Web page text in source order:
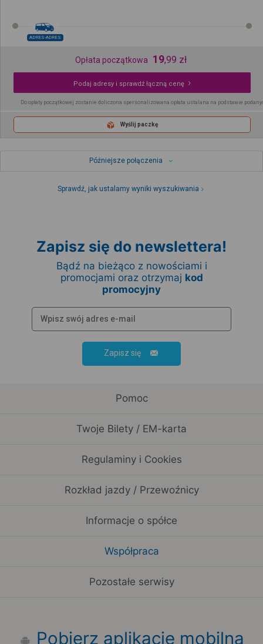
ADRES-ADRES
Opłata początkowa 19,99 zł
Podaj adresy i sprawdź łączną cenę
Do opłaty początkowej zostanie doliczona spersonalizowana opłata ustalana na podstawie
Wyślij paczkę
Późniejsze połączenia
Sprawdź, jak ustalamy wyniki wyszukiwania
Zapisz się do newslettera!
Bądź na bieżąco z nowościami i
promocjami oraz otrzymaj kod
promocyjny
Zapisz się
Pomoc
Twoje Bilety / EM-karta
Regulaminy i Cookies
Rozkład jazdy / Przewoźnicy
Informacje o spółce
Współpraca
Pozostałe serwisy
Pobierz aplikację mobilną